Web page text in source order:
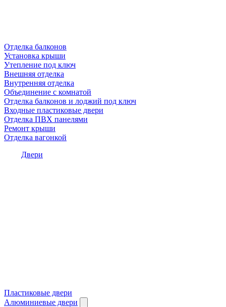
Отделка балконов
Установка крыши
Утепление под ключ
Внешняя отделка
Внутренняя отделка
Объединение с комнатой
Отделка балконов и лоджий под ключ
Входные пластиковые двери
Отделка ПВХ панелями
Ремонт крыши
Отделка вагонкой
Двери
Пластиковые двери
Алюминиевые двери